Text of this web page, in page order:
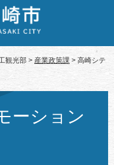
観光部 > 産業政策課 > 高崎シテ
ーション